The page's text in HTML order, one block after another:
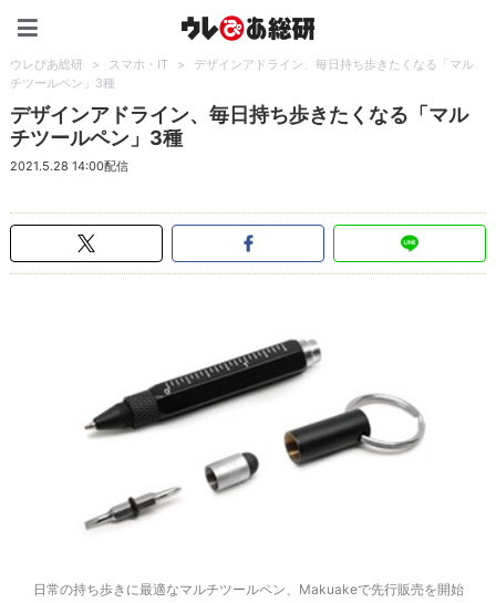
ウレぴあ総研 > スマホ・IT >
デザインアドライン、毎日持ち歩きたくなる「マル
チツールペン」3種
デザインアドライン、毎日持ち歩きたくなる「マル
チツールペン」3種
2021.5.28 14:00配信
日常の持ち歩きに最適なマルチツールペン、Makuakeで先行販売を開始